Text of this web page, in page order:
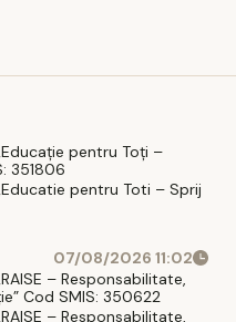
pentru Toți –
351806
pentru Toti – Sprij
07/08/2026 11:02
– Responsabilitate,
Cod SMIS: 350622
– Responsabilitate,